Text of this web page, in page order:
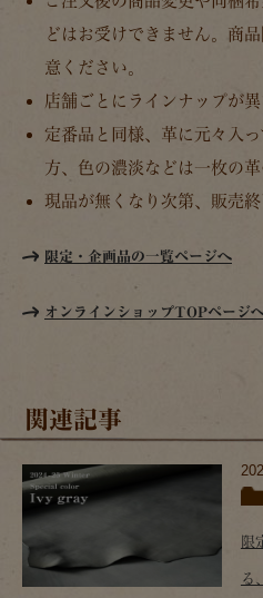
どはお受けできません。商
意ください。
店舗ごとにラインナップが異
定番品と同様、革に元々入
方、色の濃淡などは一枚の革
現品が無くなり次第、販売終
限定・企画品の一覧ページへ
オンラインショップTOPページ
関連記事
限
る